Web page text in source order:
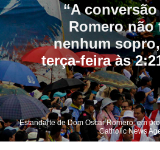
“A
Romero não
nenhum
terça-feira às
Estandarte de Dom Oscar Romero, em
Catholic News